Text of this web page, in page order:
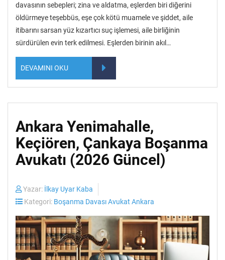
davasının sebepleri; zina ve aldatma, eşlerden biri diğerini
öldürmeye teşebbüs, eşe çok kötü muamele ve şiddet, aile
itibarını sarsan yüz kızartıcı suç işlemesi, aile birliğinin
sürdürülen evin terk edilmesi. Eşlerden birinin akıl…
DEVAMINI OKU
Ankara Yenimahalle,
Keçiören, Çankaya Boşanma
Avukatı (2026 Güncel)
Yazar: İlkay Uyar Kaba
Kategori: Boşanma Davası Avukat Ankara